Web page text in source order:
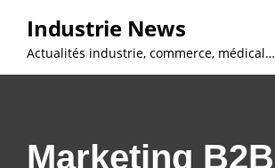
content
Industrie News
Actualités industrie, commerce, médical…
Marketing B2B